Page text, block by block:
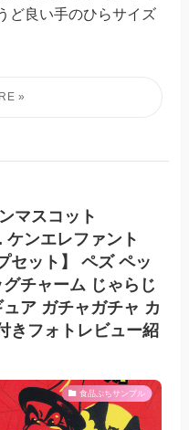
ど良い手のひらサイズ
マスコット
ンエレファント
セット】 ペズ ペッ
チャーム じゃらじ
ア ガチャガチャ カ
きフォトレビュー紹
食品ぷちサンプル